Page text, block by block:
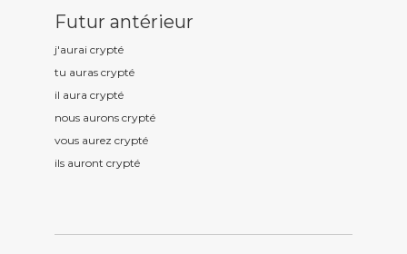
Futur antérieur
j'aurai crypté
tu auras crypté
il aura crypté
nous aurons crypté
vous aurez crypté
ils auront crypté